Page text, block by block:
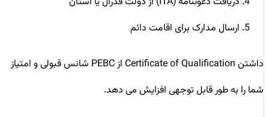
ارسال مدارک برای اقامت دائم
داشتن Certificate of Qualification از PEBC شانس قبولی و امتیاز
شما را به طور قابل توجهی افزایش می‌ دهد.